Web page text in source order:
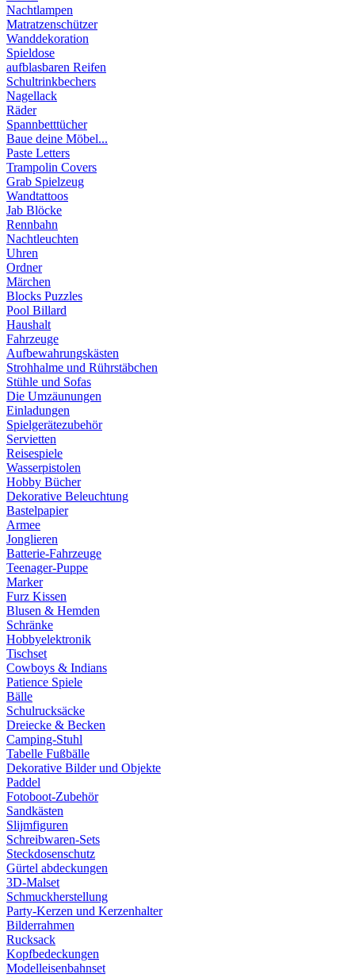
Nachtlampen
Matratzenschützer
Wanddekoration
Spieldose
aufblasbaren Reifen
Schultrinkbechers
Nagellack
Räder
Spannbetttücher
Baue deine Möbel...
Paste Letters
Trampolin Covers
Grab Spielzeug
Wandtattoos
Jab Blöcke
Rennbahn
Nachtleuchten
Uhren
Ordner
Märchen
Blocks Puzzles
Pool Billard
Haushalt
Fahrzeuge
Aufbewahrungskästen
Strohhalme und Rührstäbchen
Stühle und Sofas
Die Umzäunungen
Einladungen
Spielgerätezubehör
Servietten
Reisespiele
Wasserpistolen
Hobby Bücher
Dekorative Beleuchtung
Bastelpapier
Armee
Jonglieren
Batterie-Fahrzeuge
Teenager-Puppe
Marker
Furz Kissen
Blusen & Hemden
Schränke
Hobbyelektronik
Tischset
Cowboys & Indians
Patience Spiele
Bälle
Schulrucksäcke
Dreiecke & Becken
Camping-Stuhl
Tabelle Fußbälle
Dekorative Bilder und Objekte
Paddel
Fotoboot-Zubehör
Sandkästen
Slijmfiguren
Schreibwaren-Sets
Steckdosenschutz
Gürtel abdeckungen
3D-Malset
Schmuckherstellung
Party-Kerzen und Kerzenhalter
Bilderrahmen
Rucksack
Kopfbedeckungen
Modelleisenbahnset